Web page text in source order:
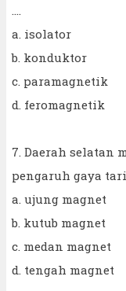
....
a. isolator
b. konduktor
c. paramagnetik
d. feromagnetik
7. Daerah selatan
pengaruh gaya
a. ujung magnet
b. kutub magnet
c. medan magnet
d. tengah magnet